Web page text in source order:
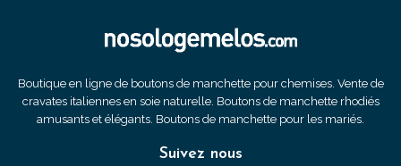
Boutique en ligne de boutons de manchette pour chemises. Vente de
cravates italiennes en soie naturelle. Boutons de manchette rhodiés
amusants et élégants. Boutons de manchette pour les mariés.
Suivez nous